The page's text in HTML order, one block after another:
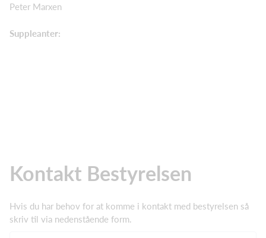
Peter Marxen
Suppleanter:
Kontakt Bestyrelsen
Hvis du har behov for at komme i kontakt med bestyrelsen så
skriv til via nedenstående form.